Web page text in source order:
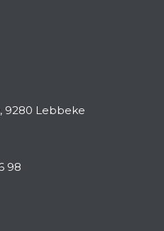
9280 Lebbeke
98